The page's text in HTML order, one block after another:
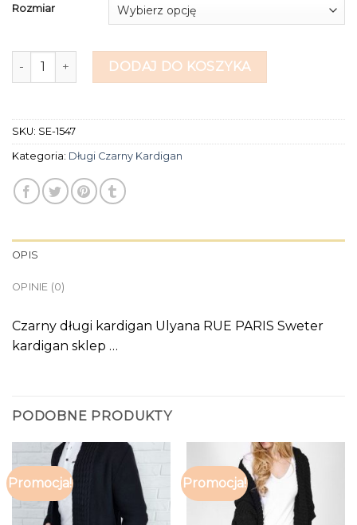
Rozmiar
ilość długi czarny kardiganDODAJ DO KOSZYKA
SKU: SE-1547
Kategoria: Długi Czarny Kardigan
OPIS
OPINIE (0)
Czarny długi kardigan Ulyana RUE PARIS Sweter
kardigan sklep …
PODOBNE PRODUKTY
Promocja! Promocja!